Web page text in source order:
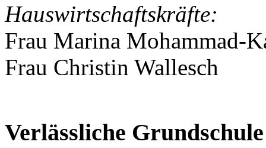
Hauswirtschaftskräfte:
Frau Marina Mohammad-
Frau Christin Wallesch
Verlässliche